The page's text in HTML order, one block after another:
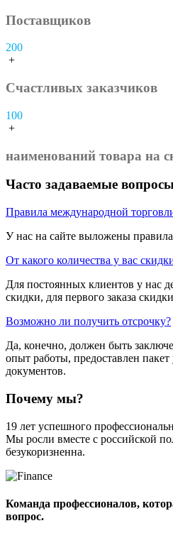
Поставщиков
200
+
Счастливых заказчиков
100
+
наименований товара на
Часто задаваемые
Правила международной
У нас на сайте выложены
От какого количества у вас
Для постоянных клиентов у нас
скидки, для первого заказа
Возможно ли получить отсрочку?
Да, конечно, должен быть
опыт работы, предоставлен
документов.
Почему мы?
19 лет успешного
Мы росли вместе с российской
безукоризненна.
Команда профессионалов,
вопрос.